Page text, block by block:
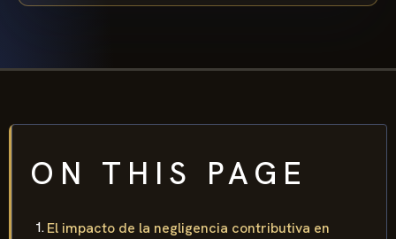
ON THIS PAGE
El impacto de la negligencia contributiva en